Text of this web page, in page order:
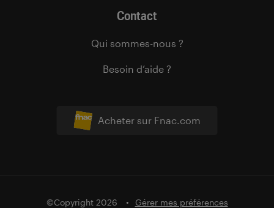
Acheter sur Fnac.com
Contact
Qui sommes-nous ?
Besoin d’aide ?
©Copyright 2026 Gérer mes préférences